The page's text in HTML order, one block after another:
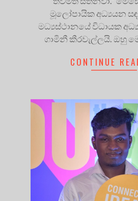
මූලෝපායික අධ්‍යයන
මධ්‍යස්ථානයේ විධායක
ගාමිනී කීරවැල්ලයි. ඔහු
CONTINUE